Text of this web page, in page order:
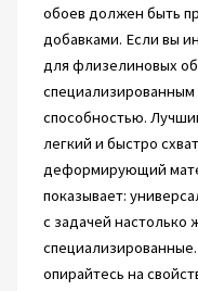
обоев должен быть
добавками. Если вы
для флизелиновых
способностью.
легкий и быстро
деформирующий
показывает:
с задачей настолько
опирайтесь на